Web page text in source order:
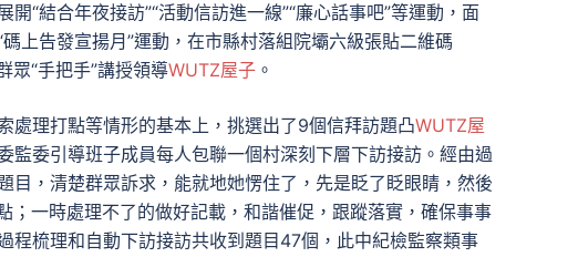
“結合年夜接訪”“活動信訪進一線”“廉心話事吧”等運動，面
上告發宣揚月”運動，在市縣村落組院壩六級張貼二維碼
眾“手把手”講授領導WUTZ屋子 。
處理打點等情形的基本上，挑選出了9個信拜訪題凸WUTZ屋
監委引導班子成員每人包聯一個村深刻下層下訪接訪。經由過
，清楚群眾訴求，能就地她愣住了，先是眨了眨眼睛，然後
；一時處理不了的做好記載，和諧催促，跟蹤落實，確保事事
程梳理和自動下訪接訪共收到題目47個，此中紀檢監察類事